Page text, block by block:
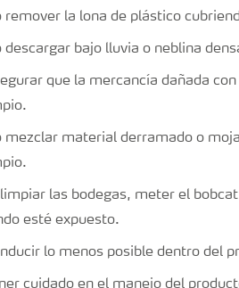
remover la lona de plástico
descargar bajo lluvia o neblina
que la mercancía dañada
mezclar material derramado o
las bodegas, meter el
esté expuesto.
lo menos posible dentro del
cuidado en el manejo del